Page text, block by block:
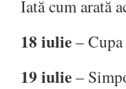
Iată cum arată
18 iulie–
19 iulie–